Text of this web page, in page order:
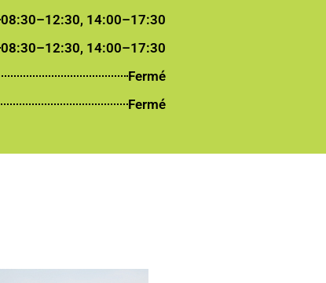
08:30–12:30, 14:00–17:30
08:30–12:30, 14:00–17:30
Fermé
Fermé